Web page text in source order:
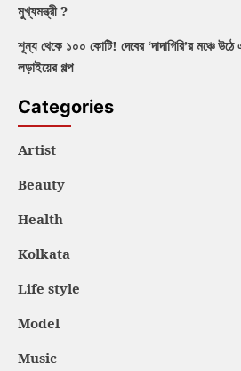
মুখ্যমন্ত্রী ?
শূন্য থেকে ১০০ কোটি! দেবের ‘দাদাগিরি’র মঞ্চে
লড়াইয়ের গল্প
Categories
Artist
Beauty
Health
Kolkata
Life style
Model
Music